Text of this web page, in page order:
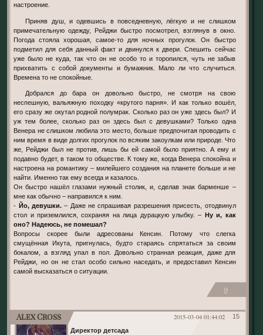
настроение.
Приняв душ, и одевшись в повседневную, лёгкую и не слишком
примечательную одежду, Рейджи быстро посмотрел, взглянув в окно.
Погода стояла хорошая, самое-то для ночных прогулок. Он быстро
подметил для себя данный факт и двинулся к двери. Спешить сейчас
уже было не куда, так что он не особо то и торопился, чуть не забыв
прихватить с собой документы и бумажник. Мало ли что случиться.
Времена то не спокойные.
Добрался до бара он довольно быстро, не смотря на свою
неспешную, вальяжную походку «крутого парня». И как только вошёл,
его сразу же окутал родной полумрак. Сколько раз он уже здесь был? И
уж тем более, сколько раз он здесь был с девушками? Только одна
Венера не слишком любила это место, больше предпочитая проводить с
ним время в виде долгих прогулок по всяким закоулкам или природе. Что
же, Рейджи был не против, лишь бы ей самой было приятно. А ему и
подавно будет, в таком то обществе. К тому же, когда Венера спокойна и
настроена на романтику – милейшего создания на планете больше и не
найти. Именно так ему всегда и казалось.
Он быстро нашёл глазами нужный столик, и, сделав знак барменше –
мне как обычно – направился к ним.
- Йо, девушки. – Даже не спрашивая разрешения присесть, отодвинул
стол и приземлился, сохраняя на лица дурацкую улыбку. – Ну и, как
оно? Надеюсь, не помешал?
Вопросы скорее были адресованы Кенсин. Потому что слегка
смущённая Икута, пригнулась, будто стараясь спрятаться за своим
бокалом, а взгляд упал в пол. Довольно странная реакция, даже для
Рейджи, но он не стал особо сильно наседать, и предоставил Кенсин
самой высказаться о ситуации.
0
15
2015-03-04 01:44:02
Alex Cross
Директор детсада